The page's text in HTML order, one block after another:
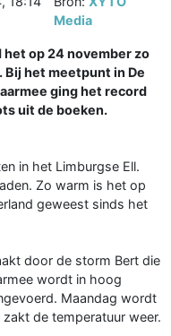
Media
het op 24 november zo
Bij het meetpunt in De
ging het record
uit de boeken.
in het Limburgse Ell.
Zo warm is het op
geweest sinds het
door de storm Bert die
wordt in hoog
Maandag wordt
de temperatuur weer.